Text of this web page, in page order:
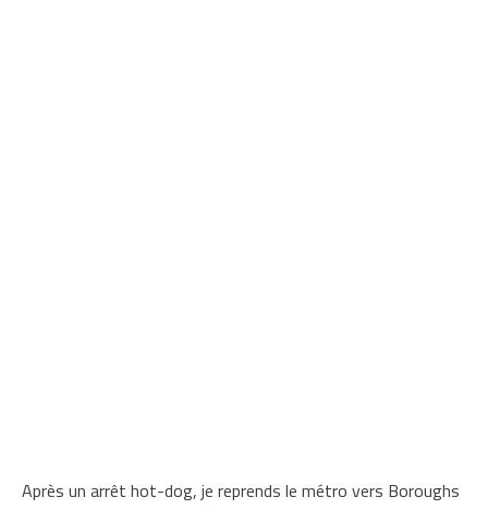
Après un arrêt hot-dog, je reprends le métro vers Boroughs